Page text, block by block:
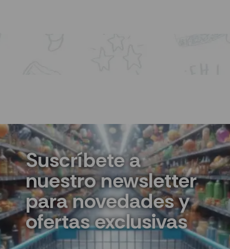
Suscríbete a
nuestro newsletter
para novedades y
ofertas exclusivas